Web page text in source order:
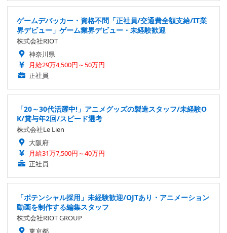
ゲームデバッカー・資格不問「正社員/交通費全額支給/IT業
界デビュー」ゲーム業界デビュー・未経験歓迎
株式会社RIOT
神奈川県
月給29万4,500円～50万円
正社員
「20～30代活躍中!」アニメグッズの製造スタッフ/未経験O
K/賞与年2回/スピード選考
株式会社Le Lien
大阪府
月給31万7,500円～40万円
正社員
「ポテンシャル採用」未経験歓迎/OJTあり・アニメーション
動画を制作する編集スタッフ
株式会社RIOT GROUP
東京都